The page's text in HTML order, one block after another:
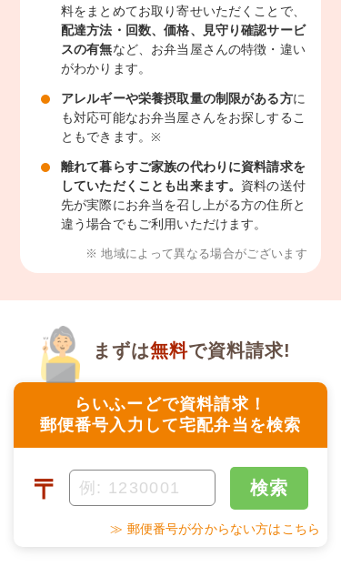
料をまとめてお取り寄せいただくことで、
配達方法・回数、価格、見守り確認サービ
スの有無など、お弁当屋さんの特徴・違い
がわかります。
アレルギーや栄養摂取量の制限がある方に
も対応可能なお弁当屋さんをお探しするこ
ともできます。※
離れて暮らすご家族の代わりに資料請求を
していただくことも出来ます。 資料の送付
先が実際にお弁当を召し上がる方の住所と
違う場合でもご利用いただけます。
※ 地域によって異なる場合がございます
らいふーどで資料請求！
郵便番号入力して宅配弁当を検索
まずは無料で資料請求!
〒 検索
≫ 郵便番号が分からない方はこちら